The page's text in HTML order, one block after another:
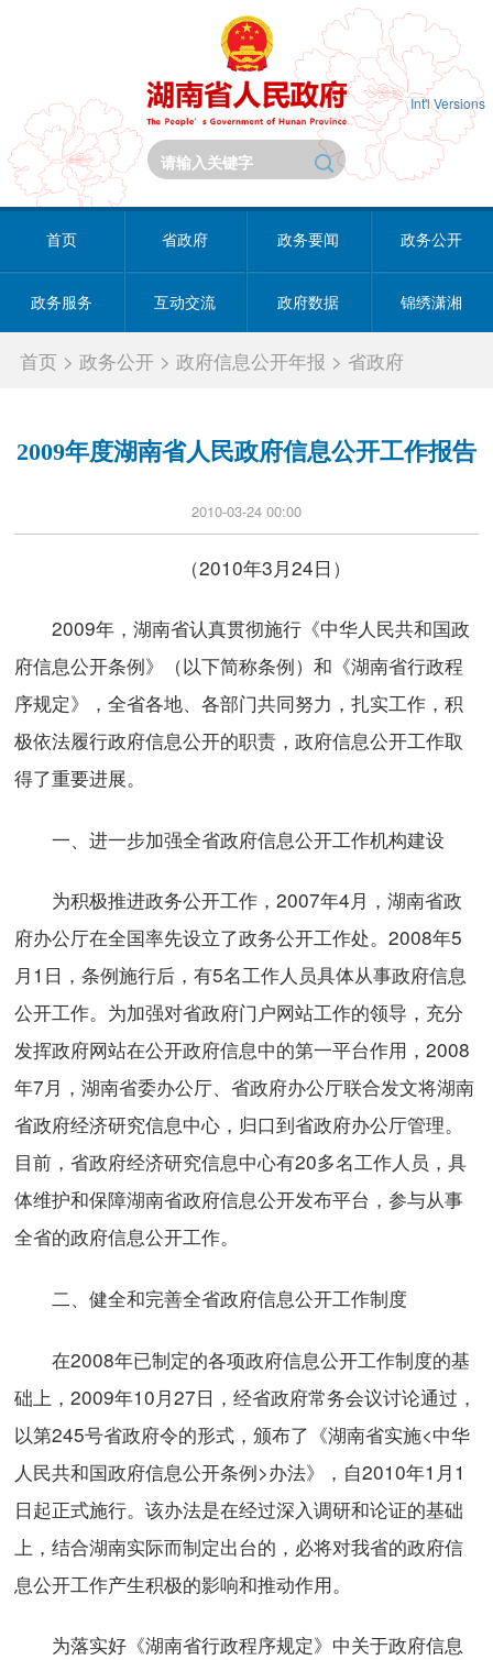
Int'l Versions
首页 省政府 政务要闻 政务公开
政务服务 互动交流 政府数据 锦绣潇湘
首页 >政务公开 >政府信息公开年报 > 省政府
2009年度湖南省人民政府信息公开工作报告
2010-03-24 00:00
（2010年3月24日）
2009年，湖南省认真贯彻施行《中华人民共和国政
府信息公开条例》（以下简称条例）和《湖南省行政程
序规定》，全省各地、各部门共同努力，扎实工作，积
极依法履行政府信息公开的职责，政府信息公开工作取
得了重要进展。
一、进一步加强全省政府信息公开工作机构建设
为积极推进政务公开工作，2007年4月，湖南省政
府办公厅在全国率先设立了政务公开工作处。2008年5
月1日，条例施行后，有5名工作人员具体从事政府信息
公开工作。为加强对省政府门户网站工作的领导，充分
发挥政府网站在公开政府信息中的第一平台作用，2008
年7月，湖南省委办公厅、省政府办公厅联合发文将湖南
省政府经济研究信息中心，归口到省政府办公厅管理。
目前，省政府经济研究信息中心有20多名工作人员，具
体维护和保障湖南省政府信息公开发布平台，参与从事
全省的政府信息公开工作。
二、健全和完善全省政府信息公开工作制度
在2008年已制定的各项政府信息公开工作制度的基
础上，2009年10月27日，经省政府常务会议讨论通过，
以第245号省政府令的形式，颁布了《湖南省实施<中华
人民共和国政府信息公开条例>办法》，自2010年1月1
日起正式施行。该办法是在经过深入调研和论证的基础
上，结合湖南实际而制定出台的，必将对我省的政府信
息公开工作产生积极的影响和推动作用。
为落实好《湖南省行政程序规定》中关于政府信息